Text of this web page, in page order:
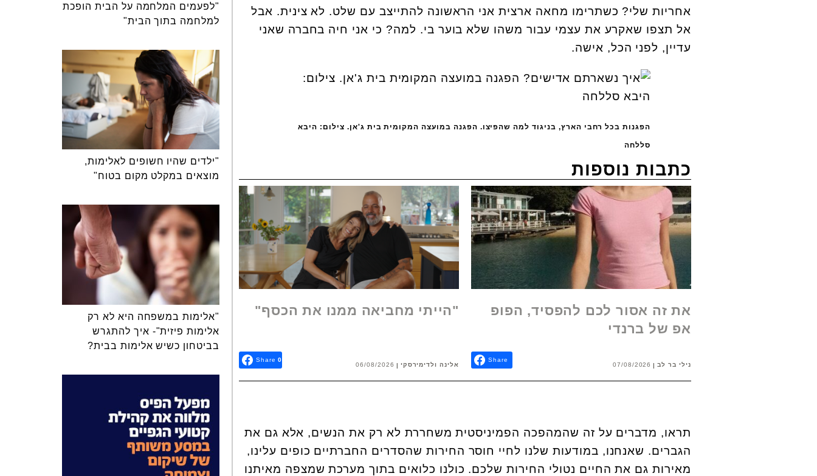
אחריות שלי? כשתרימו מחאה ארצית אני הראשונה להתייצב עם שלט. לא צינית. אבל
אל תצפו שאקרע את עצמי עבור משהו שלא בוער בי. למה? כי אני חיה בחברה שאני
עדיין, לפני הכל, אישה.
הפגנות בכל רחבי הארץ, בניגוד למה שהפיצו. הפגנה במועצה המקומית בית ג'אן. צילום: היבא
סללחה
כתבות נוספות
את זה אסור לכם להפסיד, הפופ
אפ של ברנדי
נילי בר לב 07/08/2026
Share
"הייתי מחביאה ממנו את הכסף"
אלינה ולדימירסקי 06/08/2026
Share 0
תראו, מדברים על זה שהמהפכה הפמיניסטית משחררת לא רק את הנשים, אלא גם את
הגברים. שאנחנו, במודעות שלנו לחיי חוסר החירות שהסדרים החברתיים כופים עלינו,
מאירות גם את החיים נטולי החירות שלכם. כולנו כלואים בתוך מערכת שמצפה מאיתנו
"לפעמים המלחמה על הבית הופכת
למלחמה בתוך הבית"
"ילדים שהיו חשופים לאלימות,
מוצאים במקלט מקום בטוח"
"אלימות במשפחה היא לא רק
אלימות פיזית"- איך להתגרש
בביטחון כשיש אלימות בבית?